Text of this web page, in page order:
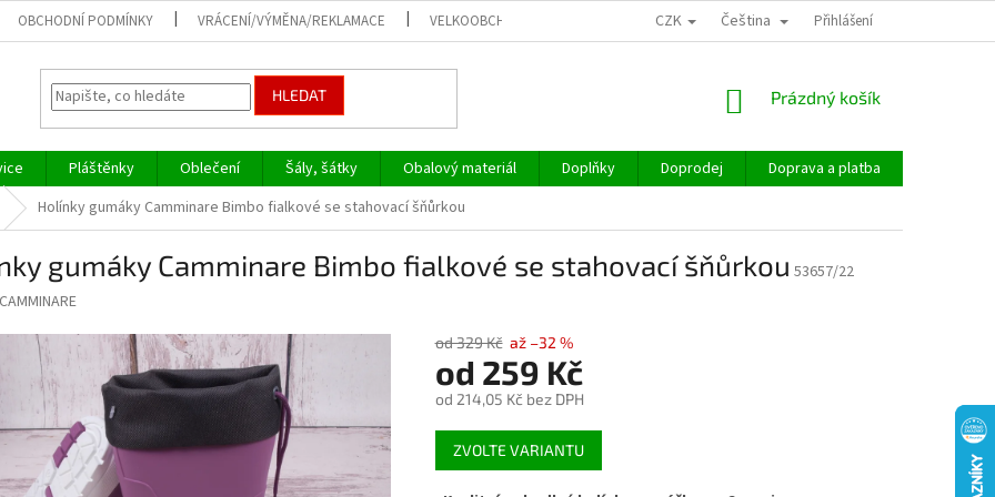
OBCHODNÍ PODMÍNKY VRÁCENÍ/VÝMĚNA/REKLAMACE VELKOOBCHOD CZK Čeština Přihlášení
HLEDAT
NÁKUPNÍ
Prázdný košík
Pláštěnky Oblečení Šály, šátky Obalový materiál Doplňky Doprodej Doprava a platba
Holínky gumáky Camminare Bimbo fialkové se stahovací šňůrkou
gumáky Camminare Bimbo fialkové se stahovací šňůrkou 53657/22
CAMMINARE
od 329 Kč až –32 %
od 259 Kč
od 214,05 Kčbez DPH
Měrná
cena:
ZVOLTE VARIANTU